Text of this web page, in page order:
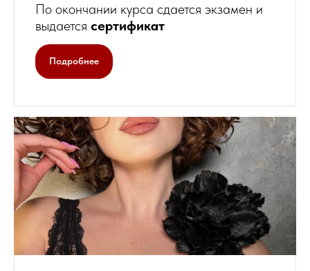
По окончании курса сдается экзамен и
выдается сертификат
Подробнее